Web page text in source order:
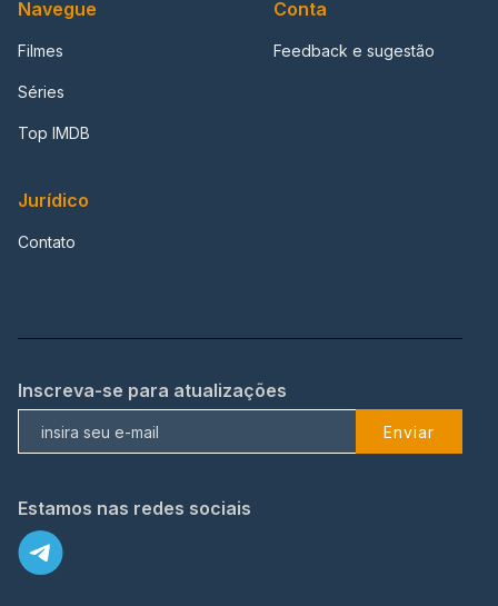
Navegue
Filmes
Séries
Top IMDB
Conta
Feedback e sugestão
Jurídico
Contato
Inscreva-se para atualizações
Enviar
Estamos nas redes sociais